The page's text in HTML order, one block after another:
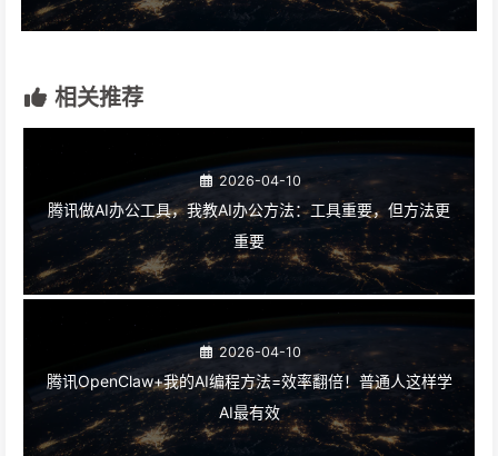
相关推荐
2026-04-10
腾讯做AI办公工具，我教AI办公方法：工具重要，但方法更
重要
2026-04-10
腾讯OpenClaw+我的AI编程方法=效率翻倍！普通人这样学
AI最有效